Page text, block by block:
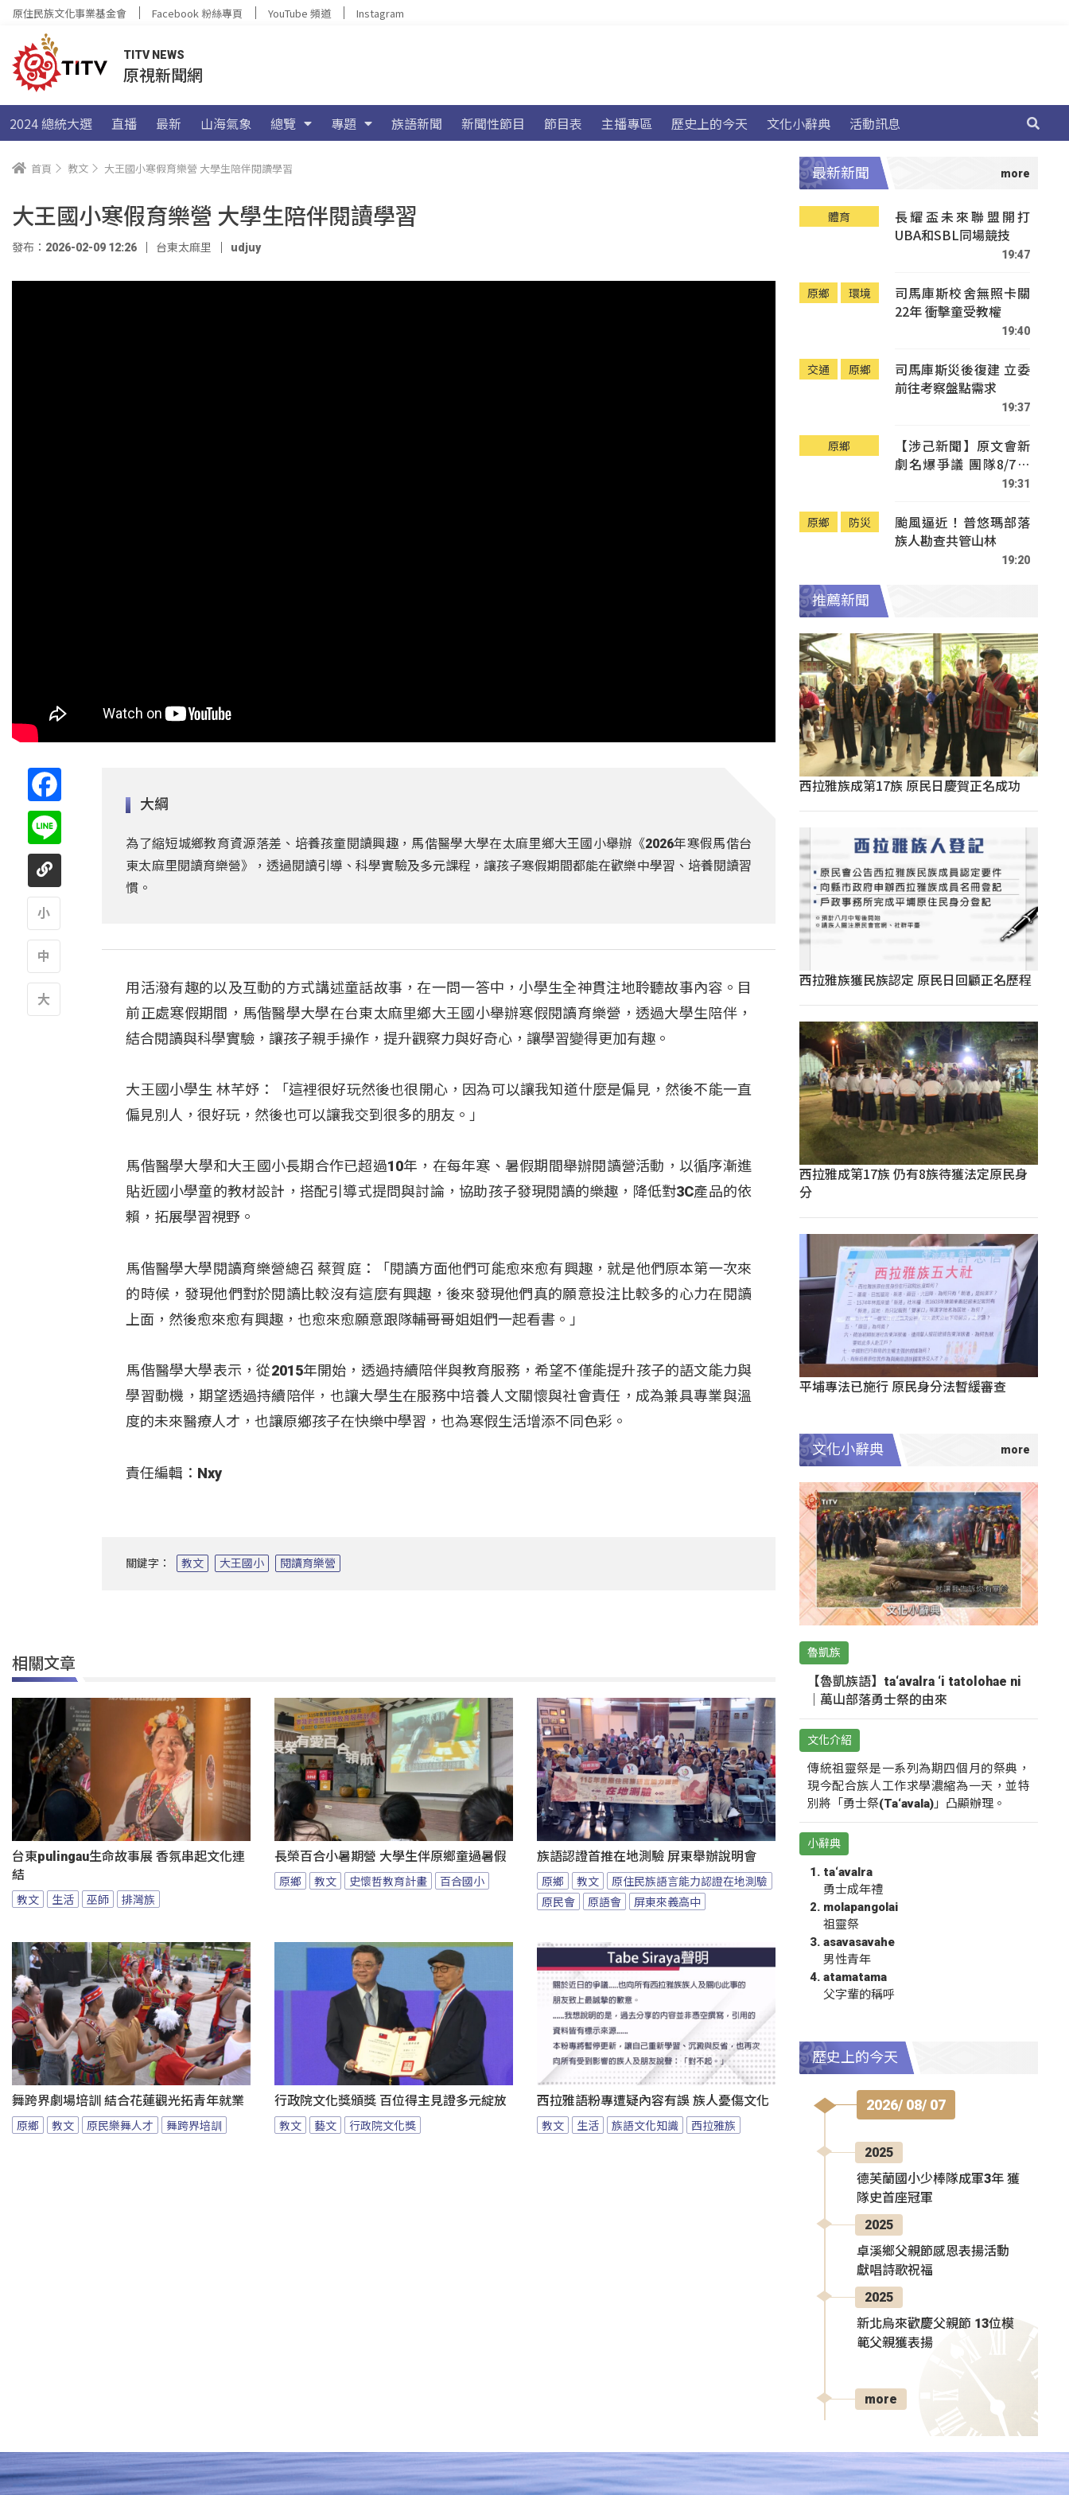
原住民族文化事業基金會 Facebook 粉絲專頁 YouTube 頻道 Instagram
TITV NEWS
原視新聞網
2024 總統大選 直播 最新 山海氣象 總覽 專題 族語新聞 新聞性節目 節目表 主播專區 歷史上的今天 文化小辭典 活動訊息
首頁 教文 大王國小寒假育樂營 大學生陪伴閱讀學習
大王國小寒假育樂營 大學生陪伴閱讀學習
發布：2026-02-09 12:26 台東太麻里 udjuy
大綱
為了縮短城鄉教育資源落差、培養孩童閱讀興趣，馬偕醫學大學在太麻里鄉大王國小舉辦《2026年寒假馬偕台
東太麻里閱讀育樂營》，透過閱讀引導、科學實驗及多元課程，讓孩子寒假期間都能在歡樂中學習、培養閱讀習
慣。
用活潑有趣的以及互動的方式講述童話故事，在一問一答中，小學生全神貫注地聆聽故事內容。目
前正處寒假期間，馬偕醫學大學在台東太麻里鄉大王國小舉辦寒假閱讀育樂營，透過大學生陪伴，
結合閱讀與科學實驗，讓孩子親手操作，提升觀察力與好奇心，讓學習變得更加有趣。
大王國小學生 林芊妤：「這裡很好玩然後也很開心，因為可以讓我知道什麼是偏見，然後不能一直
偏見別人，很好玩，然後也可以讓我交到很多的朋友。」
馬偕醫學大學和大王國小長期合作已超過10年，在每年寒、暑假期間舉辦閱讀營活動，以循序漸進
貼近國小學童的教材設計，搭配引導式提問與討論，協助孩子發現閱讀的樂趣，降低對3C產品的依
賴，拓展學習視野。
馬偕醫學大學閱讀育樂營總召 蔡賀庭：「閱讀方面他們可能愈來愈有興趣，就是他們原本第一次來
的時候，發現他們對於閱讀比較沒有這麼有興趣，後來發現他們真的願意投注比較多的心力在閱讀
上面，然後愈來愈有興趣，也愈來愈願意跟隊輔哥哥姐姐們一起看書。」
馬偕醫學大學表示，從2015年開始，透過持續陪伴與教育服務，希望不僅能提升孩子的語文能力與
學習動機，期望透過持續陪伴，也讓大學生在服務中培養人文關懷與社會責任，成為兼具專業與溫
度的未來醫療人才，也讓原鄉孩子在快樂中學習，也為寒假生活增添不同色彩。
責任編輯：Nxy
關鍵字： 教文 大王國小 閱讀育樂營
相關文章
台東pulingau生命故事展 香氛串起文化連
結
教文 生活 巫師 排灣族
長榮百合小暑期營 大學生伴原鄉童過暑假
原鄉 教文 史懷哲教育計畫 百合國小
族語認證首推在地測驗 屏東舉辦說明會
原鄉 教文
原住民族語言能力認證在地測驗
原民會
原語會 屏東來義高中
舞跨界劇場培訓 結合花蓮觀光拓青年就業
原鄉 教文 原民樂舞人才 舞跨界培訓
行政院文化獎頒獎 百位得主見證多元綻放
教文 藝文 行政院文化獎
西拉雅語粉專遭疑內容有誤 族人憂傷文化
教文 生活 族語文化知識 西拉雅族
最新新聞
體育
長耀盃未來聯盟開打
UBA和SBL同場競技
19:47
原鄉 環境
司馬庫斯校舍無照卡關
22年 衝擊童受教權
19:40
交通 原鄉
司馬庫斯災後復建 立委
前往考察盤點需求
19:37
原鄉
【涉己新聞】原文會新
劇名爆爭議 團隊8/7赴
19:31
原鄉 防災
颱風逼近！普悠瑪部落
族人勘查共管山林
19:20
推薦新聞
西拉雅族成第17族 原民日慶賀正名成功
西拉雅族獲民族認定 原民日回顧正名歷程
西拉雅成第17族 仍有8族待獲法定原民身
分
平埔專法已施行 原民身分法暫緩審查
文化小辭典
魯凱族
【魯凱族語】ta‘avalra ‘i tatolohae ni
｜萬山部落勇士祭的由來
文化介紹
傳統祖靈祭是一系列為期四個月的祭典，
現今配合族人工作求學濃縮為一天，並特
別將「勇士祭(Ta‘avala)」凸顯辦理。
小辭典
ta‘avalra
勇士成年禮
molapangolai
祖靈祭
asavasavahe
男性青年
atamatama
父字輩的稱呼
歷史上的今天
2026/ 08/ 07
2025
德芙蘭國小少棒隊成軍3年 獲
隊史首座冠軍
2025
卓溪鄉父親節感恩表揚活動
獻唱詩歌祝福
2025
新北烏來歡慶父親節 13位模
範父親獲表揚
more